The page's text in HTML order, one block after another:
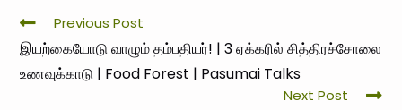
Previous Post
இயற்கையோடு வாழும் தம்பதியர்! | 3 ஏக்கரில் சித்திரச்சோலை
உணவுக்காடு | Food Forest | Pasumai Talks
Next Post